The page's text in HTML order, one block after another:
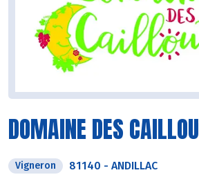
DOMAINE DES
Vigneron 81140 - ANDILLAC